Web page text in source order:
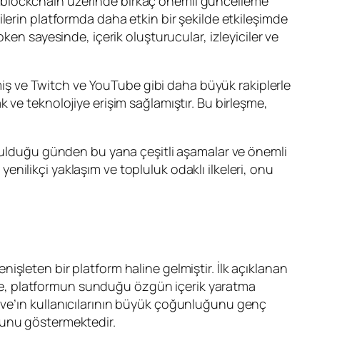
platformda daha etkin bir şekilde etkileşimde
sayesinde, içerik oluşturucular, izleyiciler ve
ve Twitch ve YouTube gibi daha büyük rakiplerle
ve teknolojiye erişim sağlamıştır. Bu birleşme,
günden bu yana çeşitli aşamalar ve önemli
yaklaşım ve topluluk odaklı ilkeleri, onu
bir platform haline gelmiştir. İlk açıklanan
platformun sunduğu özgün içerik yaratma
kullanıcılarının büyük çoğunluğunu genç
göstermektedir.